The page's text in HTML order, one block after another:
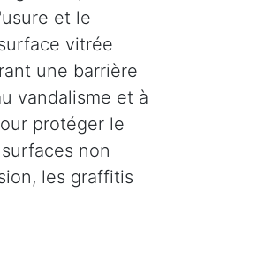
et le
vitrée
une barrière
vandalisme et à
protéger le
non
les graffitis